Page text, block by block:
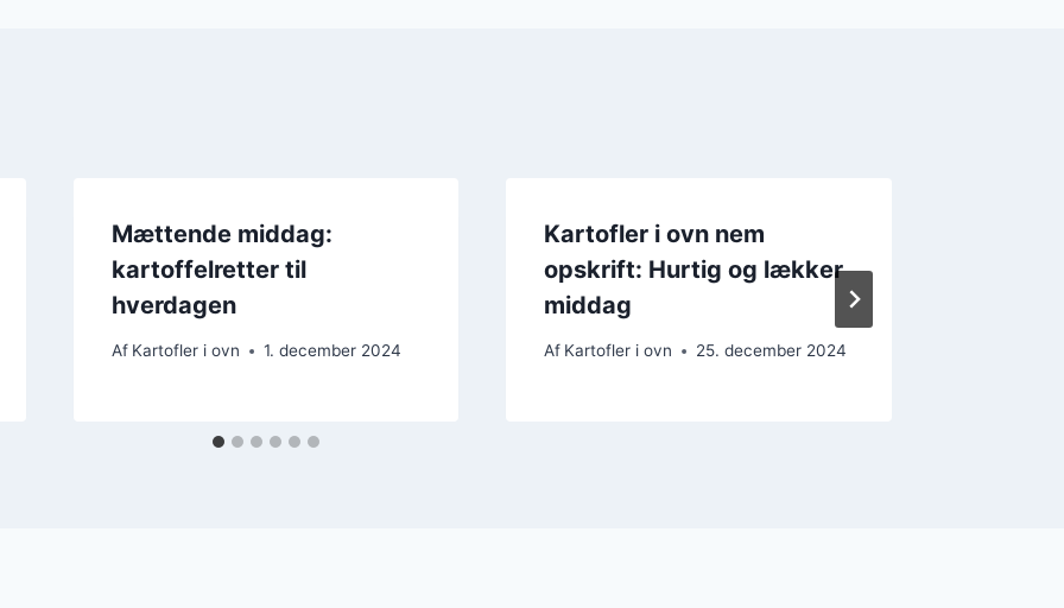
Mættende middag:
kartoffelretter til
hverdagen
Af Kartofler i ovn 1. december 2024
Kartofler i ovn nem
opskrift: Hurtig og lækker
middag
Af Kartofler i ovn 25. december 2024